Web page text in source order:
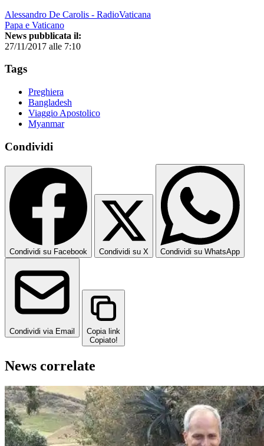
Alessandro De Carolis - RadioVaticana
Papa e Vaticano
News pubblicata il:
27/11/2017 alle 7:10
Tags
Preghiera
Bangladesh
Viaggio Apostolico
Myanmar
Condividi
Condividi su Facebook Condividi su X Condividi su WhatsApp
Condividi via Email
Copia link
Copiato!
News correlate